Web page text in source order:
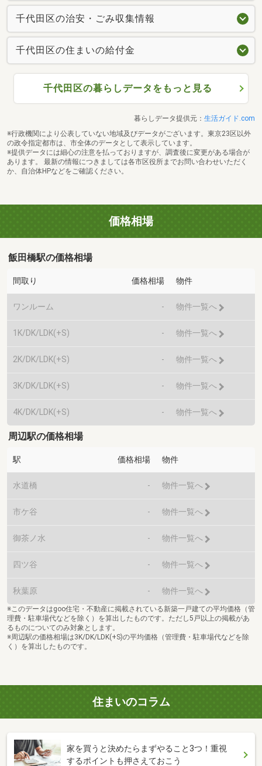
千代田区の治安・ごみ収集情報
千代田区の住まいの給付金
千代田区の暮らしデータをもっと見る
暮らしデータ提供元： 生活ガイド.com
※行政機関により公表していない地域及びデータがございます。東京23区以外
の政令指定都市は、市全体のデータとして表示しています。
※提供データには細心の注意を払っておりますが、調査後に変更がある場合が
あります。 最新の情報につきましては各市区役所までお問い合わせいただく
か、自治体HPなどをご確認ください。
価格相場
飯田橋駅の価格相場
間取り 価格相場 物件
ワンルーム - 物件一覧へ
1K/DK/LDK(+S) - 物件一覧へ
2K/DK/LDK(+S) - 物件一覧へ
3K/DK/LDK(+S) - 物件一覧へ
4K/DK/LDK(+S) - 物件一覧へ
周辺駅の価格相場
駅 価格相場 物件
水道橋 - 物件一覧へ
市ケ谷 - 物件一覧へ
御茶ノ水 - 物件一覧へ
四ツ谷 - 物件一覧へ
秋葉原 - 物件一覧へ
※このデータはgoo住宅・不動産に掲載されている新築一戸建ての平均価格（管
理費・駐車場代などを除く）を算出したものです。ただし5戸以上の掲載があ
るものについてのみ対象とします。
※周辺駅の価格相場は3K/DK/LDK(+S)の平均価格（管理費・駐車場代などを除
く）を算出したものです。
住まいのコラム
家を買うと決めたらまずやること3つ！重視
するポイントも押さえておこう